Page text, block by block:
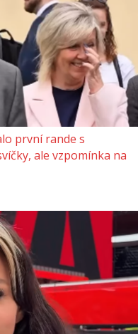
první rande s
ale vzpomínka na